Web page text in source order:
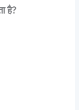
है?